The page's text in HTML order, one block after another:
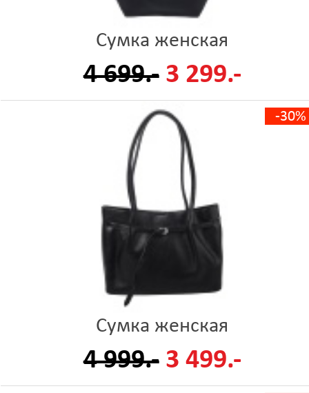
Сумка женская
4 699.- 3 299.-
-30%
Сумка женская
4 999.- 3 499.-